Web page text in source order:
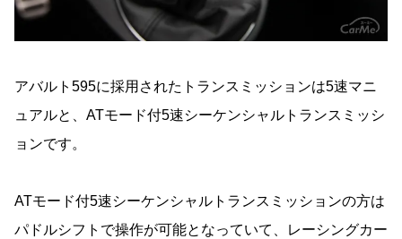
アバルト595に採用されたトランスミッションは5速マニ
ュアルと、ATモード付5速シーケンシャルトランスミッシ
ョンです。
ATモード付5速シーケンシャルトランスミッションの方は
パドルシフトで操作が可能となっていて、レーシングカー